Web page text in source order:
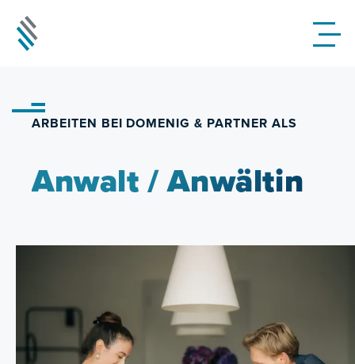
ARBEITEN BEI DOMENIG & PARTNER ALS
Anwalt / Anwältin